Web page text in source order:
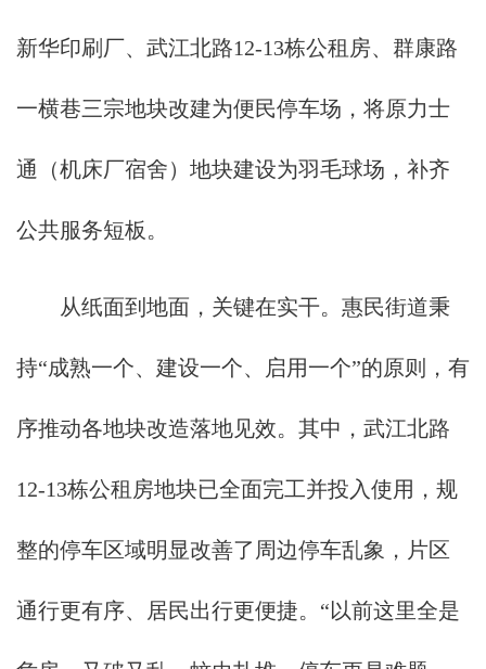
新华印刷厂、武江北路12-13栋公租房、群康路
一横巷三宗地块改建为便民停车场，将原力士
通（机床厂宿舍）地块建设为羽毛球场，补齐
公共服务短板。
从纸面到地面，关键在实干。惠民街道秉
持“成熟一个、建设一个、启用一个”的原则，有
序推动各地块改造落地见效。其中，武江北路
12-13栋公租房地块已全面完工并投入使用，规
整的停车区域明显改善了周边停车乱象，片区
通行更有序、居民出行更便捷。“以前这里全是